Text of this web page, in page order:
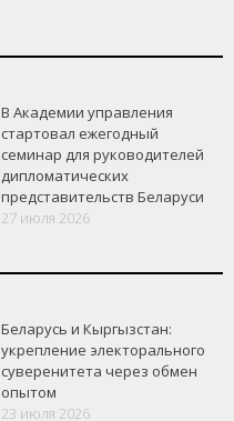
В Академии управления
стартовал ежегодный
семинар для руководителей
дипломатических
представительств Беларуси
27 июля 2026
Беларусь и Кыргызстан:
укрепление электорального
суверенитета через обмен
опытом
23 июля 2026